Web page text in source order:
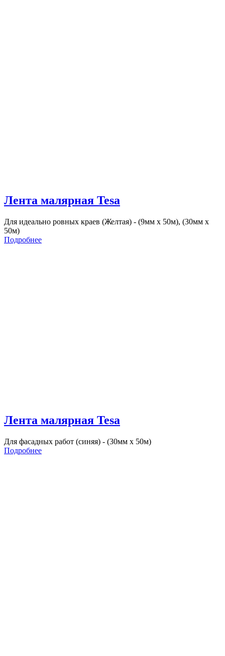
Лента малярная Tesa
Для идеально ровных краев (Желтая) - (9мм х 50м), (30мм х
50м)
Подробнее
Лента малярная Tesa
Для фасадных работ (синяя) - (30мм х 50м)
Подробнее